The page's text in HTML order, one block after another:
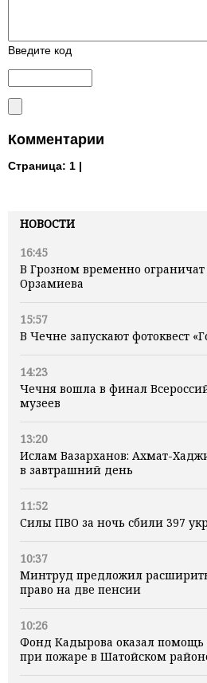
НОВОСТИ
16:45
В Грозном временно
Орзамиева
15:57
В Чечне запускают фотоквест
14:23
Чечня вошла в финал
музеев
13:20
Ислам Вазарханов: Ахмат-
в завтрашний день
11:52
Силы ПВО за ночь сбили 397
10:37
Минтруд предложил
право на две пенсии
10:26
Фонд Кадырова оказал помощь
при пожаре в Шатойском
Введите код
Комментарии
Страница: 1 |